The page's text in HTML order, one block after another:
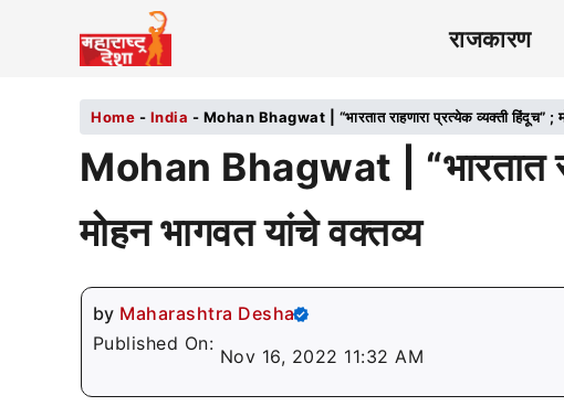
राजकारण
Home - India - Mohan Bhagwat | “भारतात राहणारा प्रत्येक व्यक्ती हिंदूच” ;
Mohan Bhagwat | “भारतात
मोहन भागवत यांचे वक्तव्य
by Maharashtra Desha
Published On:
Nov 16, 2022 11:32 AM